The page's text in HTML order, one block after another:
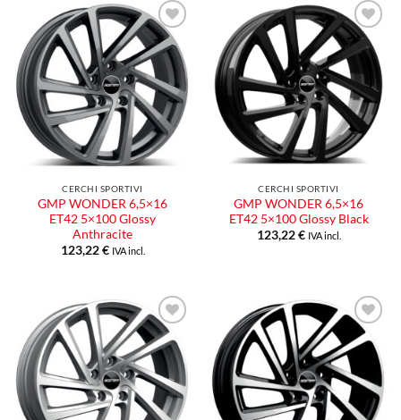
CERCHI SPORTIVI
GMP WONDER 6,5×16
ET42 5×100 Glossy
Anthracite
123,22€ IVA incl.
CERCHI SPORTIVI
GMP WONDER 6,5×16
ET42 5×100 Glossy Black
123,22€ IVA incl.